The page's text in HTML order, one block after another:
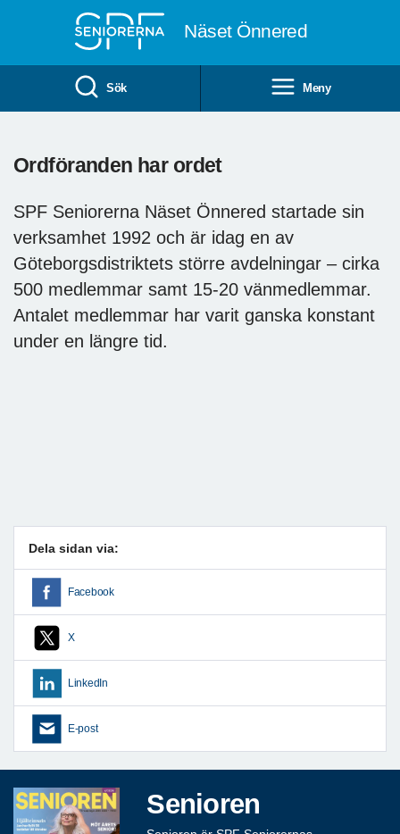
Näset Önnered
Sök Meny
Ordföranden har ordet
SPF Seniorerna Näset Önnered startade sin
verksamhet 1992 och är idag en av
Göteborgsdistriktets större avdelningar – cirka
500 medlemmar samt 15-20 vänmedlemmar.
Antalet medlemmar har varit ganska konstant
under en längre tid.
Dela sidan via:
Facebook
X
LinkedIn
E-post
Senioren